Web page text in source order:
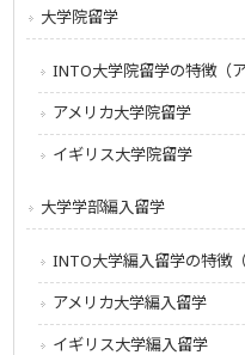
大学院留学
INTO大学院留学の特徴（
アメリカ大学院留学
イギリス大学院留学
大学学部編入留学
INTO大学編入留学の特徴
アメリカ大学編入留学
イギリス大学編入留学